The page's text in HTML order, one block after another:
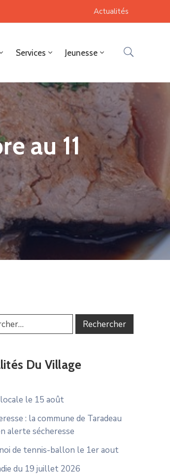
Actualités
Services Jeunesse
au 11
Du Village
le 15 août
: la commune de Taradeau
alerte sécheresse
de tennis-ballon le 1er aout
du 19 juillet 2026